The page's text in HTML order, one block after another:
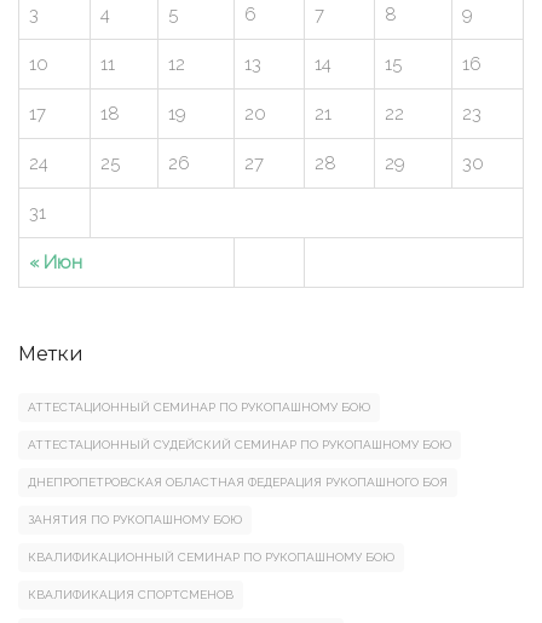
« Июн
3 4 5 6 7 8 9
10 11 12 13 14 15 16
17 18 19 20 21 22 23
24 25 26 27 28 29 30
31
Метки
АТТЕСТАЦИОННЫЙ СЕМИНАР ПО РУКОПАШНОМУ БОЮ
АТТЕСТАЦИОННЫЙ СУДЕЙСКИЙ СЕМИНАР ПО РУКОПАШНОМУ БОЮ
ДНЕПРОПЕТРОВСКАЯ ОБЛАСТНАЯ ФЕДЕРАЦИЯ РУКОПАШНОГО БОЯ
ЗАНЯТИЯ ПО РУКОПАШНОМУ БОЮ
КВАЛИФИКАЦИОННЫЙ СЕМИНАР ПО РУКОПАШНОМУ БОЮ
КВАЛИФИКАЦИЯ СПОРТСМЕНОВ